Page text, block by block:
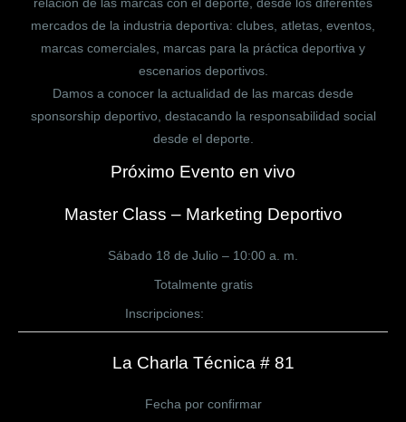
relación de las marcas con el deporte, desde los diferentes
mercados de la industria deportiva: clubes, atletas, eventos,
marcas comerciales, marcas para la práctica deportiva y
escenarios deportivos.
Damos a conocer la actualidad de las marcas desde
sponsorship deportivo, destacando la responsabilidad social
desde el deporte.
Próximo Evento en vivo
Master Class – Marketing Deportivo
Sábado 18 de Julio – 10:00 a. m.
Totalmente gratis
Inscripciones:
La Charla Técnica # 81
Fecha por confirmar